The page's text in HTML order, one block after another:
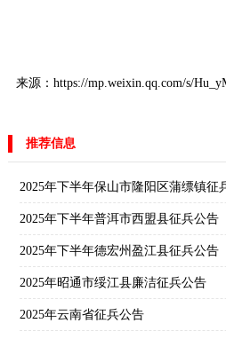
来源：https://mp.weixin.qq.com/s/
推荐信息
2025年下半年保山市隆阳区蒲缥镇征
2025年下半年普洱市西盟县征兵公告
2025年下半年德宏州盈江县征兵公告
2025年昭通市绥江县廉洁征兵公告
2025年云南省征兵公告